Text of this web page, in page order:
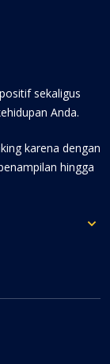
sekaligus
Anda.
karena dengan
hingga